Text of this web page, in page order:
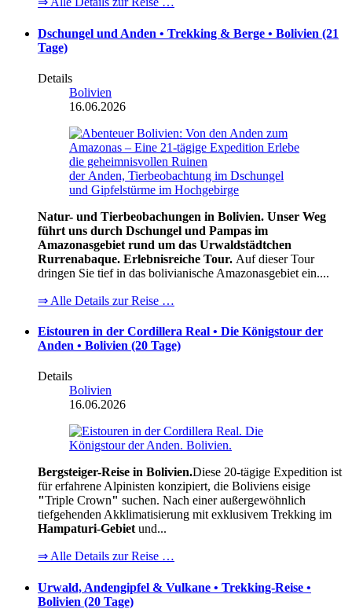
Dschungel und Anden • Trekking & Berge • Bolivien (21
Tage)
Details
Bolivien
16.06.2026
Natur- und Tierbeobachungen in Bolivien. Unser Weg
führt uns durch Dschungel und Pampas im
Amazonasgebiet rund um das Urwaldstädtchen
Rurrenabaque. Erlebnisreiche Tour. Auf dieser Tour
dringen Sie tief in das bolivianische Amazonasgebiet ein....
⇒ Alle Details zur Reise …
Eistouren in der Cordillera Real • Die Königstour der
Anden • Bolivien (20 Tage)
Details
Bolivien
16.06.2026
Bergsteiger-Reise in Bolivien.Diese 20-tägige Expedition ist
für erfahrene Alpinisten konzipiert, die Boliviens eisige
"Triple Crown" suchen. Nach einer außergewöhnlich
tiefgehenden Akklimatisierung mit exklusivem Trekking im
Hampaturi-Gebiet und...
⇒ Alle Details zur Reise …
Urwald, Andengipfel & Vulkane • Trekking-Reise •
Bolivien (20 Tage)